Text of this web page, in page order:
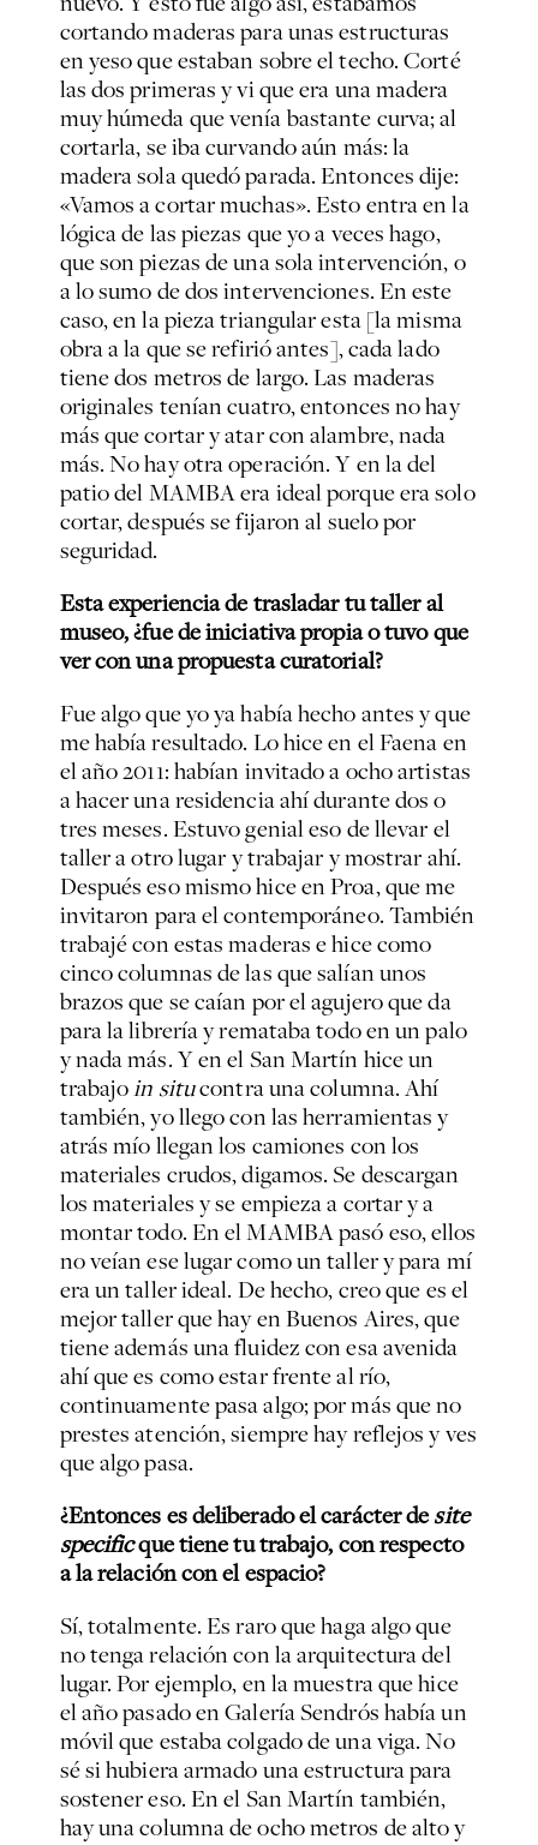
cortando maderas para unas estructuras
en yeso que estaban sobre el techo. Corté
las dos primeras y vi que era una madera
muy húmeda que venía bastante curva; al
cortarla, se iba curvando aún más: la
madera sola quedó parada. Entonces dije:
«Vamos a cortar muchas». Esto entra en la
lógica de las piezas que yo a veces hago,
que son piezas de una sola intervención, o
a lo sumo de dos intervenciones. En este
caso, en la pieza triangular esta [la misma
obra a la que se refirió antes], cada lado
tiene dos metros de largo. Las maderas
originales tenían cuatro, entonces no hay
más que cortar y atar con alambre, nada
más. No hay otra operación. Y en la del
patio del MAMBA era ideal porque era solo
cortar, después se fijaron al suelo por
seguridad.
Esta experiencia de trasladar tu taller al
museo, ¿fue de iniciativa propia o tuvo que
ver con una propuesta curatorial?
Fue algo que yo ya había hecho antes y que
me había resultado. Lo hice en el Faena en
el año 2011: habían invitado a ocho artistas
a hacer una residencia ahí durante dos o
tres meses. Estuvo genial eso de llevar el
taller a otro lugar y trabajar y mostrar ahí.
Después eso mismo hice en Proa, que me
invitaron para el contemporáneo. También
trabajé con estas maderas e hice como
cinco columnas de las que salían unos
brazos que se caían por el agujero que da
para la librería y remataba todo en un palo
y nada más. Y en el San Martín hice un
trabajoin situcontra una columna. Ahí
también, yo llego con las herramientas y
atrás mío llegan los camiones con los
materiales crudos, digamos. Se descargan
los materiales y se empieza a cortar y a
montar todo. En el MAMBA pasó eso, ellos
no veían ese lugar como un taller y para mí
era un taller ideal. De hecho, creo que es el
mejor taller que hay en Buenos Aires, que
tiene además una fluidez con esa avenida
ahí que es como estar frente al río,
continuamente pasa algo; por más que no
prestes atención, siempre hay reflejos y ves
que algo pasa.
¿Entonces es deliberado el carácter desite
specificque tiene tu trabajo, con respecto
a la relación con el espacio?
Sí, totalmente. Es raro que haga algo que
no tenga relación con la arquitectura del
lugar. Por ejemplo, en la muestra que hice
el año pasado en Galería Sendrós había un
móvil que estaba colgado de una viga. No
sé si hubiera armado una estructura para
sostener eso. En el San Martín también,
hay una columna de ocho metros de alto y